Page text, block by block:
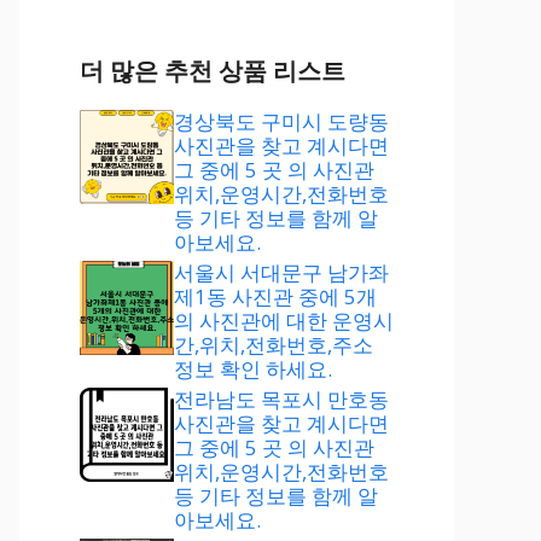
더 많은 추천 상품 리스트
경상북도 구미시 도량동
사진관을 찾고 계시다면
그 중에 5 곳 의 사진관
위치,운영시간,전화번호
등 기타 정보를 함께 알
아보세요.
서울시 서대문구 남가좌
제1동 사진관 중에 5개
의 사진관에 대한 운영시
간,위치,전화번호,주소
정보 확인 하세요.
전라남도 목포시 만호동
사진관을 찾고 계시다면
그 중에 5 곳 의 사진관
위치,운영시간,전화번호
등 기타 정보를 함께 알
아보세요.